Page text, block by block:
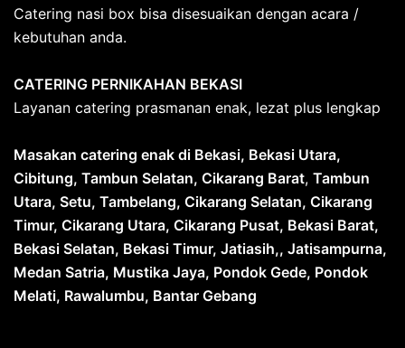
Catering nasi box bisa disesuaikan dengan acara /
kebutuhan anda.
CATERING PERNIKAHAN BEKASI
Layanan catering prasmanan enak, lezat plus lengkap
Masakan catering enak di Bekasi, Bekasi Utara,
Cibitung, Tambun Selatan, Cikarang Barat, Tambun
Utara, Setu, Tambelang, Cikarang Selatan, Cikarang
Timur, Cikarang Utara, Cikarang Pusat, Bekasi Barat,
Bekasi Selatan, Bekasi Timur, Jatiasih,, Jatisampurna,
Medan Satria, Mustika Jaya, Pondok Gede, Pondok
Melati, Rawalumbu, Bantar Gebang